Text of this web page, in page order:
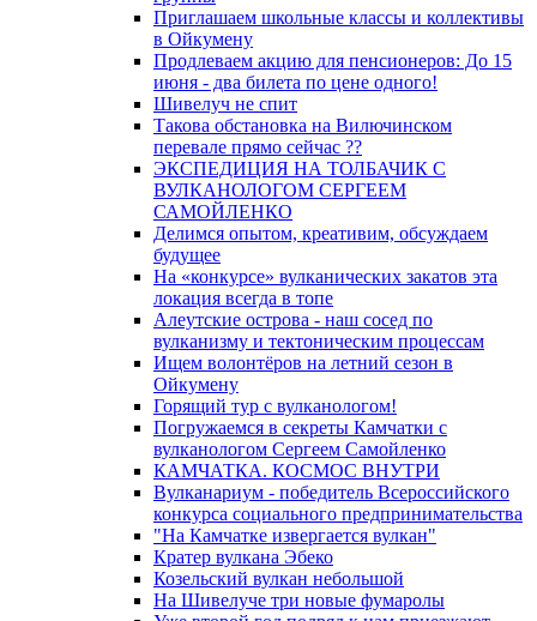
Приглашаем школьные классы и коллективы
в Ойкумену
Продлеваем акцию для пенсионеров: До 15
июня - два билета по цене одного!
Шивелуч не спит
Такова обстановка на Вилючинском
перевале прямо сейчас ??
ЭКСПЕДИЦИЯ НА ТОЛБАЧИК С
ВУЛКАНОЛОГОМ СЕРГЕЕМ
САМОЙЛЕНКО
Делимся опытом, креативим, обсуждаем
будущее
На «конкурсе» вулканических закатов эта
локация всегда в топе
Алеутские острова - наш сосед по
вулканизму и тектоническим процессам
Ищем волонтёров на летний сезон в
Ойкумену
Горящий тур с вулканологом!
Погружаемся в секреты Камчатки с
вулканологом Сергеем Самойленко
КАМЧАТКА. КОСМОС ВНУТРИ
Вулканариум - победитель Всероссийского
конкурса социального предпринимательства
"На Камчатке извергается вулкан"
Кратер вулкана Эбеко
Козельский вулкан небольшой
На Шивелуче три новые фумаролы